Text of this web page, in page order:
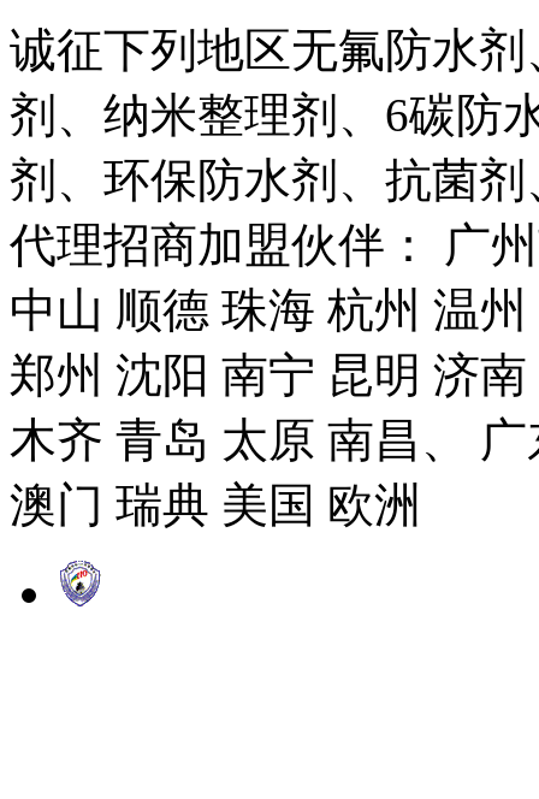
诚征下列地区无氟防水
剂、纳米整理剂、6碳防
剂、环保防水剂、抗菌
代理招商加盟伙伴： 广
中山 顺德 珠海 杭州 温
郑州 沈阳 南宁 昆明 济
木齐 青岛 太原 南昌、
澳门 瑞典 美国 欧洲